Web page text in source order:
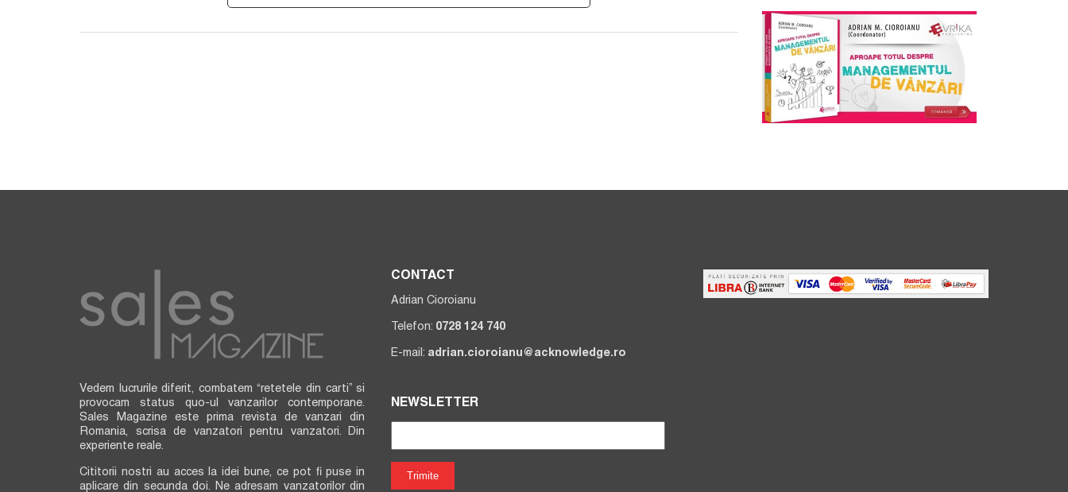
Vedem lucrurile diferit, combatem “retetele din carti” si
provocam status quo-ul vanzarilor contemporane.
Sales Magazine este prima revista de vanzari din
Romania, scrisa de vanzatori pentru vanzatori. Din
experiente reale.
Cititorii nostri au acces la idei bune, ce pot fi puse in
aplicare din secunda doi. Ne adresam vanzatorilor din
CONTACT
Adrian Cioroianu
Telefon: 0728 124 740
E-mail: adrian.cioroianu@acknowledge.ro
NEWSLETTER